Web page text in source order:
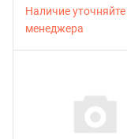
Наличие уточняйте
менеджера